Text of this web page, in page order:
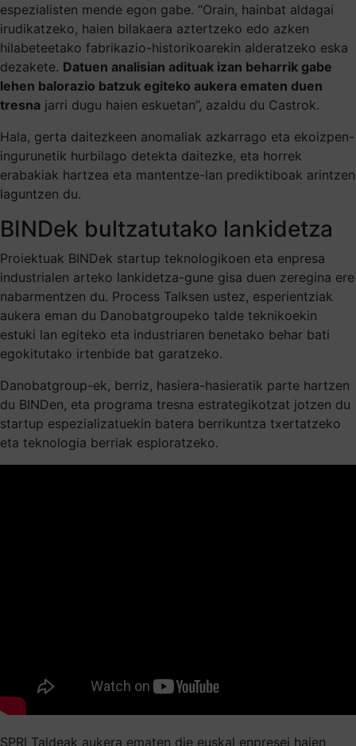
espezialisten mende egon gabe. “Orain, hainbat aldagai
irudikatzeko, haien bilakaera aztertzeko edo azken
hilabeteetako fabrikazio-historikoarekin alderatzeko eska
dezakete. Datuen analisian adituak izan beharrik gabe
lehen balorazio batzuk egiteko aukera ematen duen
tresna jarri dugu haien eskuetan”, azaldu du Castrok.
Hala, gerta daitezkeen anomaliak azkarrago eta ekoizpen-
ingurunetik hurbilago detekta daitezke, eta horrek
erabakiak hartzea eta mantentze-lan prediktiboak arintzen
laguntzen du.
BINDek bultzatutako lankidetza
Proiektuak BINDek startup teknologikoen eta enpresa
industrialen arteko lankidetza-gune gisa duen zeregina ere
nabarmentzen du. Process Talksen ustez, esperientziak
aukera eman du Danobatgroupeko talde teknikoekin
estuki lan egiteko eta industriaren benetako behar bati
egokitutako irtenbide bat garatzeko.
Danobatgroup-ek, berriz, hasiera-hasieratik parte hartzen
du BINDen, eta programa tresna estrategikotzat jotzen du
startup espezializatuekin batera berrikuntza txertatzeko
eta teknologia berriak esploratzeko.
SPRI Taldeak aukera ematen die euskal enpresei haien